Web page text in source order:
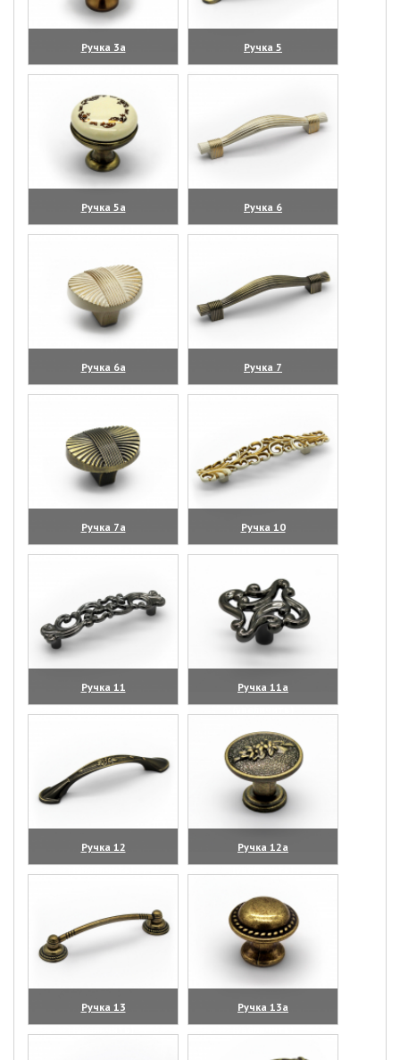
Ручка 3а
(увеличить)
Ручка 5
(увеличить)
Ручка 5а
(увеличить)
Ручка 6
(увеличить)
Ручка 6а
(увеличить)
Ручка 7
(увеличить)
Ручка 7а
(увеличить)
Ручка 10
(увеличить)
Ручка 11
(увеличить)
Ручка 11а
(увеличить)
Ручка 12
(увеличить)
Ручка 12а
(увеличить)
Ручка 13
(увеличить)
Ручка 13а
(увеличить)